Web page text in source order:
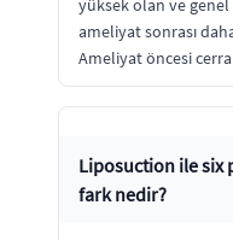
yüksek olan ve
ameliyat sonrası
Ameliyat öncesi
Liposuction ile six
fark nedir?